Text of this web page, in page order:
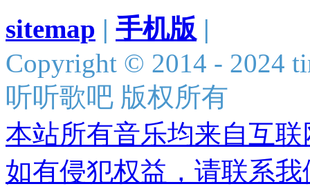
sitemap | 手机版 |
Copyright © 2014 - 2024
听听歌吧 版权所有
本站所有音乐均来自互
如有侵犯权益，请联系